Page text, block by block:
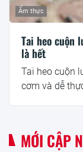
Ẩm thực
Tai heo cuộn
là hết
Tai heo cuộn
cơm và dễ
MỚI CẬP